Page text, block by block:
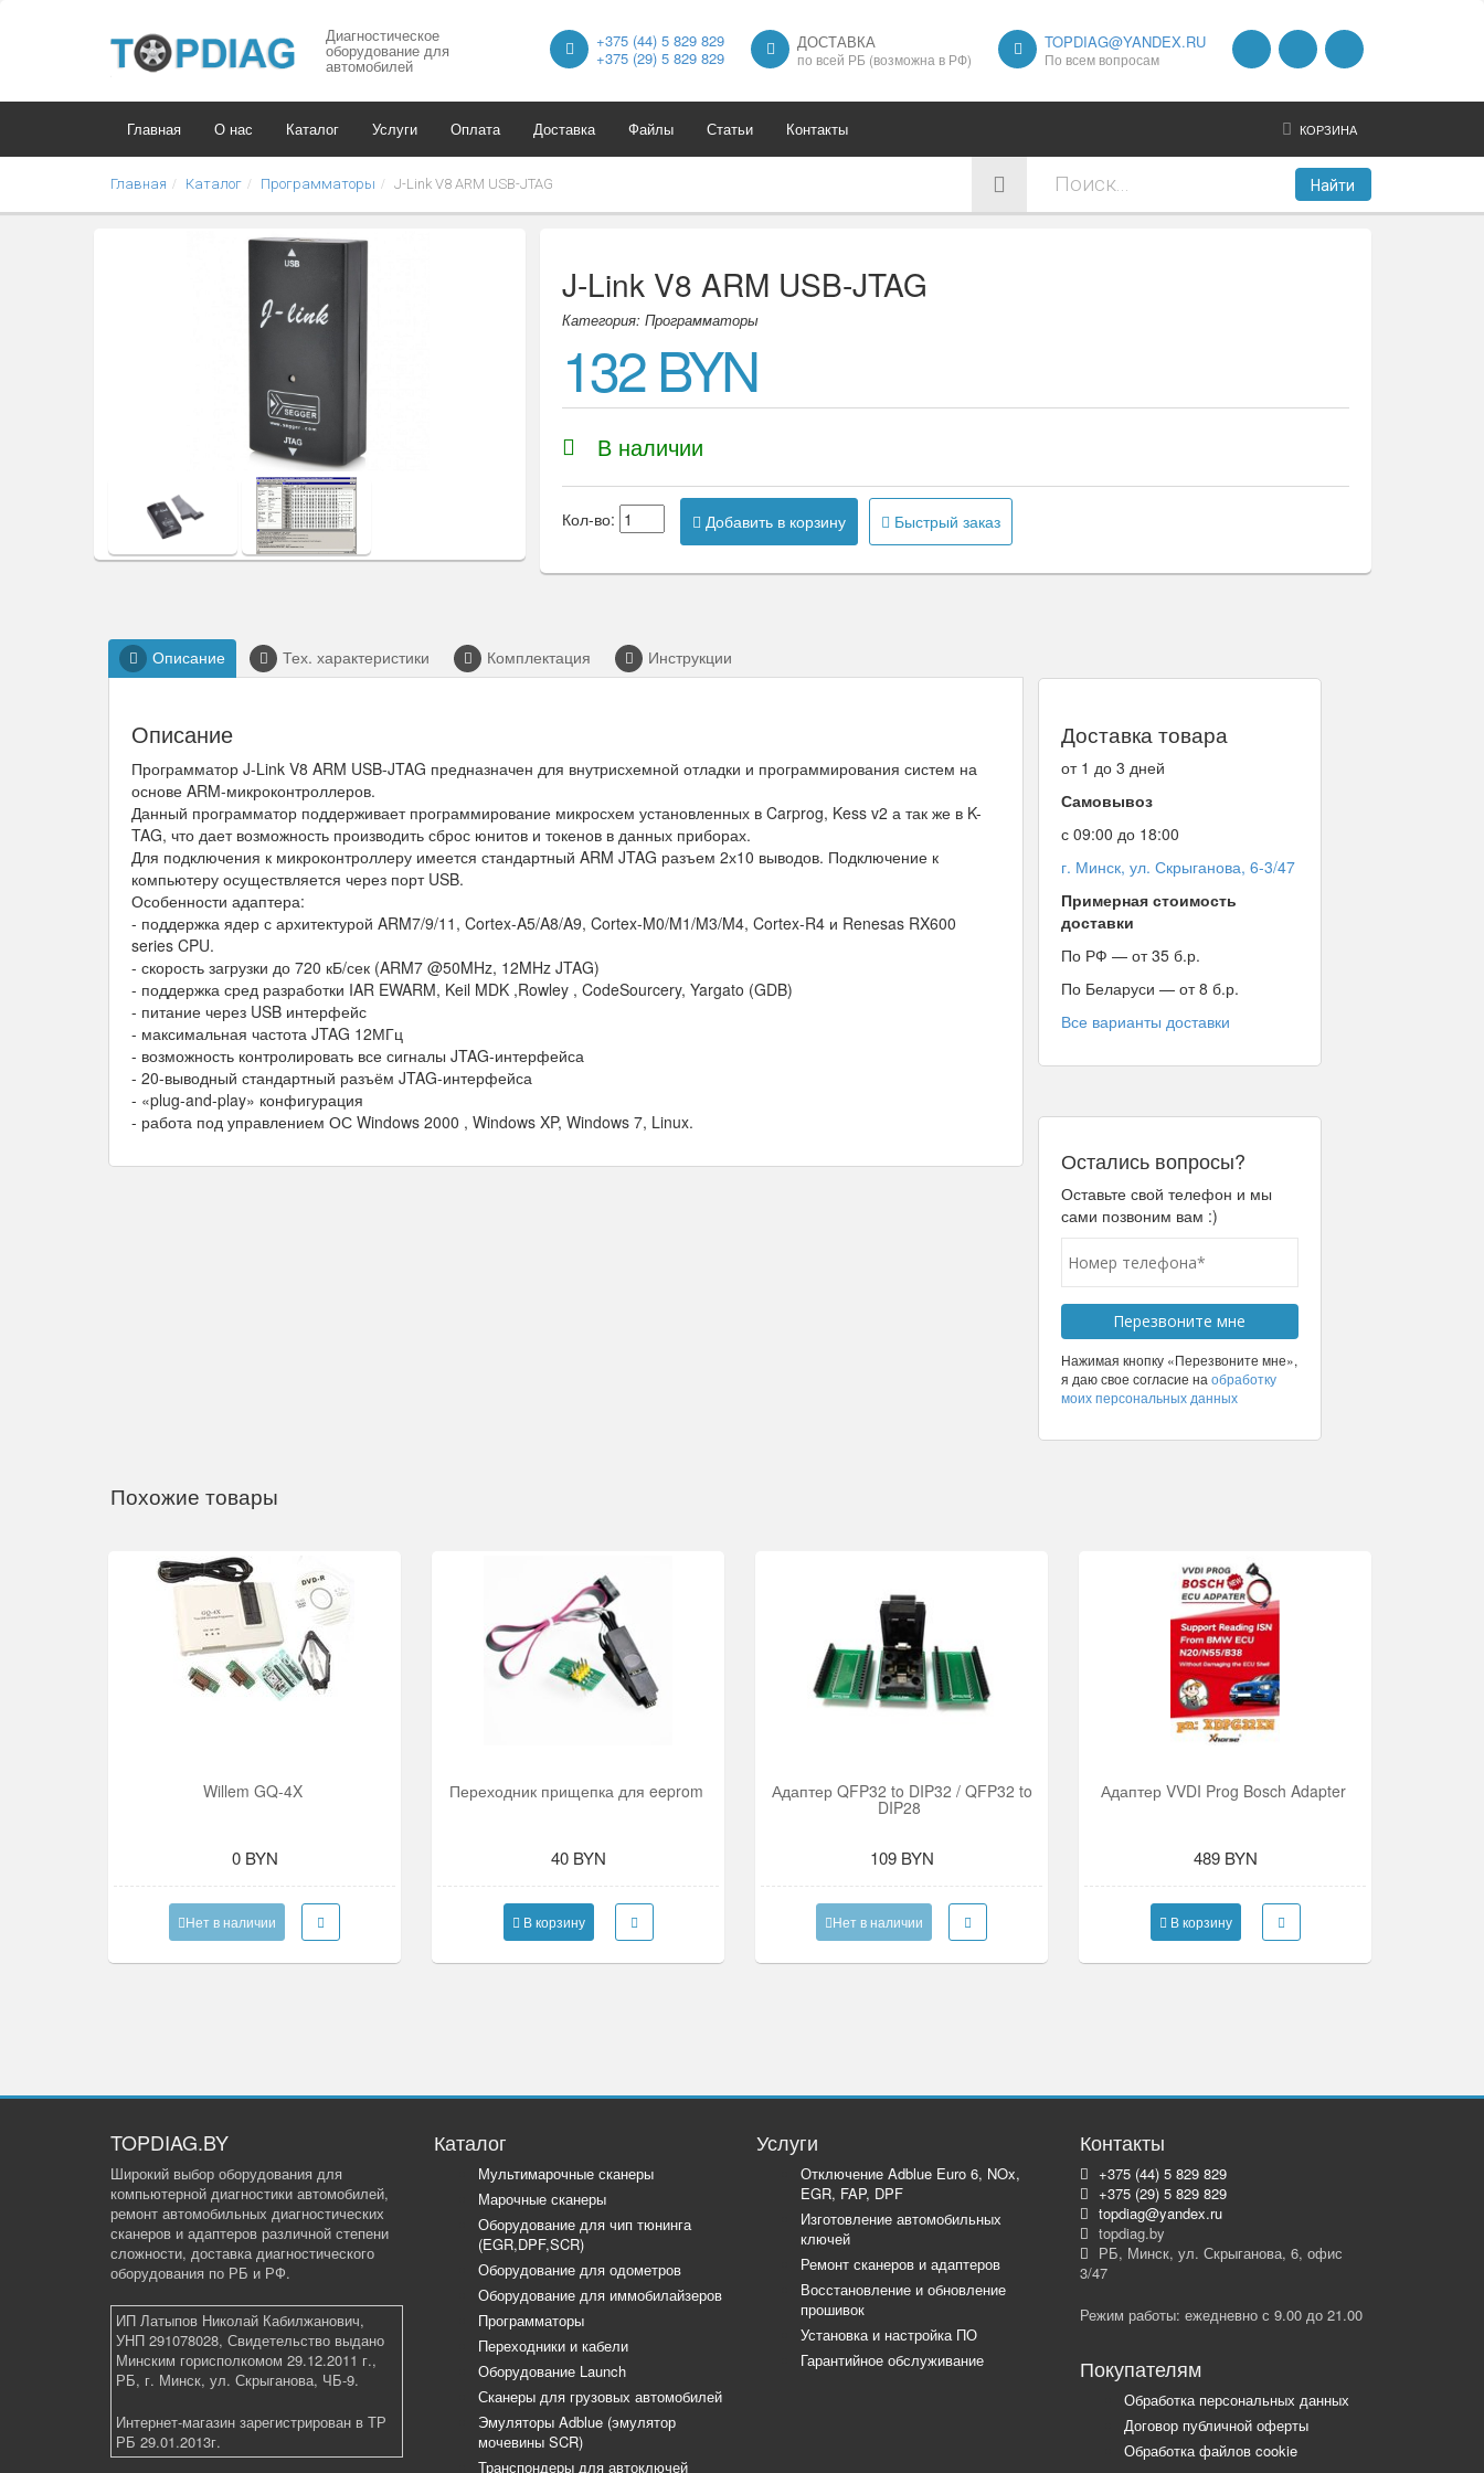
Диагностическое
оборудование для
автомобилей
+375 (44) 5 829 829
+375 (29) 5 829 829
ДОСТАВКА
по всей РБ (возможна в РФ)
TOPDIAG@YANDEX.RU
По всем вопросам
Главная О нас Каталог Услуги Оплата Доставка Файлы Статьи Контакты КОРЗИНА
Главная Каталог Программаторы J-Link V8 ARM USB-JTAG Найти
J-Link V8 ARM USB-JTAG
Категория: Программаторы
132 BYN
В наличии
Кол-во: Добавить в корзину Быстрый заказ
Описание Тех. характеристики Комплектация Инструкции
Описание
Программатор J-Link V8 ARM USB-JTAG предназначен для внутрисхемной отладки и программирования систем на
основе ARM-микроконтроллеров.
Данный программатор поддерживает программирование микросхем установленных в Carprog, Kess v2 а так же в K-
TAG, что дает возможность производить сброс юнитов и токенов в данных приборах.
Для подключения к микроконтроллеру имеется стандартный ARM JTAG разъем 2х10 выводов. Подключение к
компьютеру осуществляется через порт USB.
Особенности адаптера:
- поддержка ядер с архитектурой ARM7/9/11, Cortex-A5/A8/A9, Cortex-M0/M1/M3/M4, Cortex-R4 и Renesas RX600
series CPU.
- скорость загрузки до 720 кБ/сек (ARM7 @50MHz, 12MHz JTAG)
- поддержка сред разработки IAR EWARM, Keil MDK ,Rowley , CodeSourcery, Yargato (GDB)
- питание через USB интерфейс
- максимальная частота JTAG 12МГц
- возможность контролировать все сигналы JTAG-интерфейса
- 20-выводный стандартный разъём JTAG-интерфейса
- «plug-and-play» конфигурация
- работа под управлением ОС Windows 2000 , Windows XP, Windows 7, Linux.
Доставка товара
от 1 до 3 дней
Самовывоз
с 09:00 до 18:00
г. Минск, ул. Скрыганова, 6-3/47
Примерная стоимость
доставки
По РФ — от 35 б.р.
По Беларуси — от 8 б.р.
Все варианты доставки
Остались вопросы?
Оставьте свой телефон и мы
сами позвоним вам :)
Нажимая кнопку «Перезвоните мне»,
я даю свое согласие на обработку
моих персональных данных
Похожие товары
Willem GQ-4X
0 BYN
Нет в наличии
Переходник прищепка для eeprom
40 BYN
В корзину
Адаптер QFP32 to DIP32 / QFP32 to
DIP28
109 BYN
Нет в наличии
Адаптер VVDI Prog Bosch Adapter
489 BYN
В корзину
TOPDIAG.BY
Широкий выбор оборудования для
компьютерной диагностики автомобилей,
ремонт автомобильных диагностических
сканеров и адаптеров различной степени
сложности, доставка диагностического
оборудования по РБ и РФ.
ИП Латыпов Николай Кабилжанович,
УНП 291078028, Свидетельство выдано
Минским горисполкомом 29.12.2011 г.,
РБ, г. Минск, ул. Скрыганова, ЧБ-9.
Интернет-магазин зарегистрирован в ТР
РБ 29.01.2013г.
Каталог
Мультимарочные сканеры
Марочные сканеры
Оборудование для чип тюнинга
(EGR,DPF,SCR)
Оборудование для одометров
Оборудование для иммобилайзеров
Программаторы
Переходники и кабели
Оборудование Launch
Сканеры для грузовых автомобилей
Эмуляторы Adblue (эмулятор
мочевины SCR)
Транспондеры для автоключей
Услуги
Отключение Adblue Euro 6, NOx,
EGR, FAP, DPF
Изготовление автомобильных
ключей
Ремонт сканеров и адаптеров
Восстановление и обновление
прошивок
Установка и настройка ПО
Гарантийное обслуживание
Контакты
+375 (44) 5 829 829
+375 (29) 5 829 829
topdiag@yandex.ru
topdiag.by
РБ, Минск, ул. Скрыганова, 6, офис
3/47
Режим работы: ежедневно с 9.00 до 21.00
Покупателям
Обработка персональных данных
Договор публичной оферты
Обработка файлов cookie